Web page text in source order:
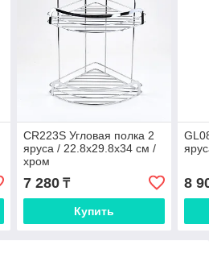
CR223S Угловая полка 2
яруса / 22.8x29.8x34 см /
хром
7 280₸
Купить
8